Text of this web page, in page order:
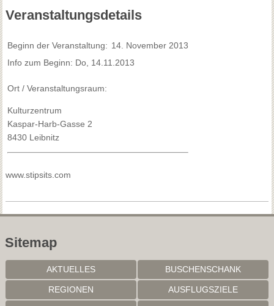
Veranstaltungsdetails
Beginn der Veranstaltung: 14. November 2013
Info zum Beginn: Do, 14.11.2013
Ort / Veranstaltungsraum:
Kulturzentrum
Kaspar-Harb-Gasse 2
8430 Leibnitz
www.stipsits.com
Sitemap
AKTUELLES BUSCHENSCHANK
REGIONEN AUSFLUGSZIELE